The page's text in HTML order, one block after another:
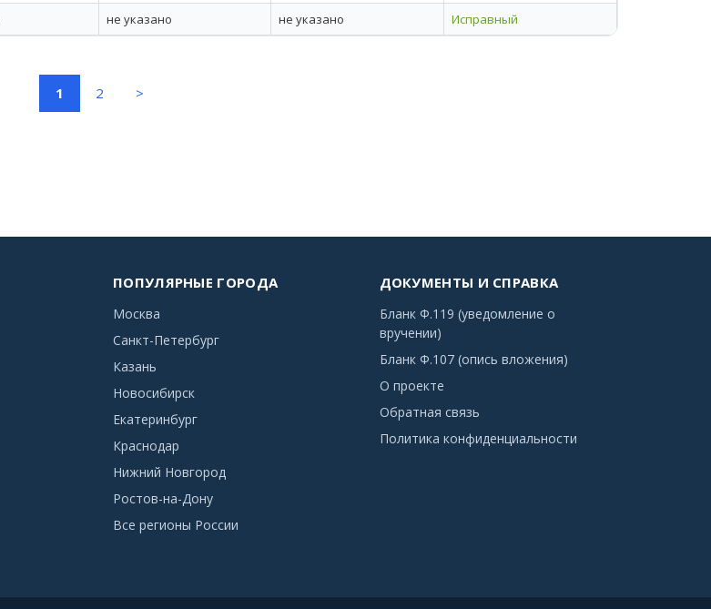
не указано не указано Исправный
1 (current)
2 >
ПОПУЛЯРНЫЕ ГОРОДА
Москва
Санкт-Петербург
Казань
Новосибирск
Екатеринбург
Краснодар
Нижний Новгород
Ростов-на-Дону
Все регионы России
ДОКУМЕНТЫ И СПРАВКА
Бланк Ф.119 (уведомление о
вручении)
Бланк Ф.107 (опись вложения)
О проекте
Обратная связь
Политика конфиденциальности